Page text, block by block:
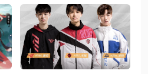
之后，也能在点券商城直接购
集齐图纸后，按照强壮、强攻
的装备要求洗练六件紫装，
分的关键，全分路通用这套逻
可以大幅降低出装失误带来的对
劣势。想要把出装思路落地，首
要摒弃裸憋大件的错误习惯，新